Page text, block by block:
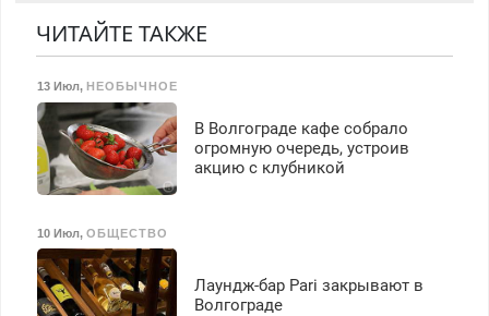
безопасности с з/п до
125000 руб.
гарантией. Все р-ны.
Срочно. Без выходных.
Пенсионерам – скидки до
40%. Мастер со стажем.
ЧИТАЙТЕ ТАКЖЕ
13 Июл, НЕОБЫЧНОЕ
В Волгограде кафе собрало
огромную очередь, устроив
акцию с клубникой
10 Июл, ОБЩЕСТВО
Лаундж-бар Pari закрывают в
Волгограде